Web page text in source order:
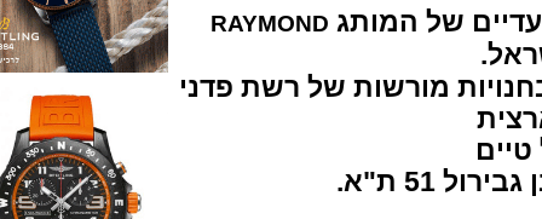
של המותגRAYMOND
מורשות של רשת פדני